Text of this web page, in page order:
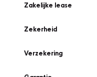
Zakelijke lease
Zekerheid
Verzekering